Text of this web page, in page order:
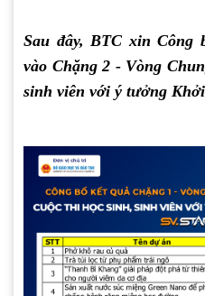
Sau đây, BTC xin Công
vào Chặng 2 - Vòng
sinh viên với ý tưởng